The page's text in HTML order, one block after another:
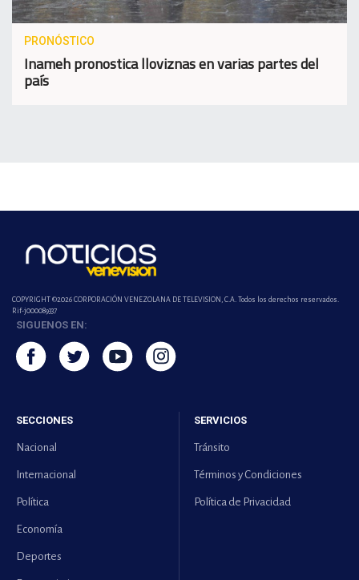
PRONÓSTICO
Inameh pronostica lloviznas en varias partes del
país
COPYRIGHT ©2026 CORPORACIÓN VENEZOLANA DE TELEVISION, C.A. Todos los derechos reservados.
Rif-j000089337
SIGUENOS EN:
SECCIONES
Nacional
Internacional
Política
Economía
Deportes
SERVICIOS
Tránsito
Términos y Condiciones
Política de Privacidad